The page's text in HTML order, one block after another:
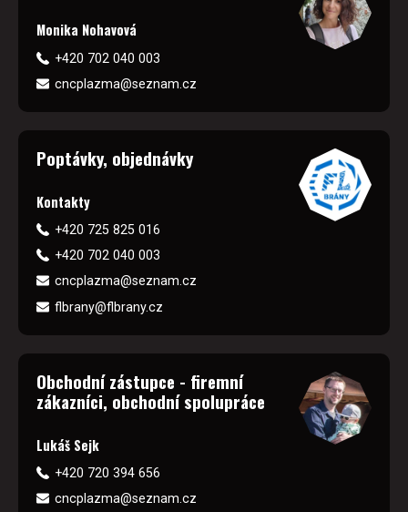
Monika Nohavová
+420 702 040 003
cncplazma@seznam.cz
Poptávky, objednávky
Kontakty
+420 725 825 016
+420 702 040 003
cncplazma@seznam.cz
flbrany@flbrany.cz
Obchodní zástupce - firemní
zákazníci, obchodní spolupráce
Lukáš Sejk
+420 720 394 656
cncplazma@seznam.cz